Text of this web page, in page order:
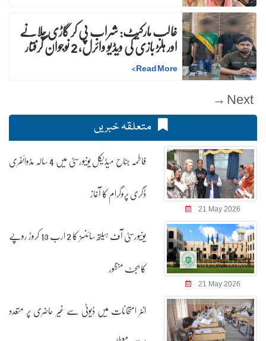
غالب مارکیٹ: شراب پی کر گاڑی چلانے
اور ہلڑ بازی کی ویڈیو وائرل، 2 نوجوان گرفتار
Read More
>
Next →
متعلقہ خبریں
21 May 2026
فاطمہ جناح میڈیکل یونیورسٹی میں 4 سالہ مڈوائفری
ڈگری پروگرام کا آغاز
21 May 2026
یونیورسٹی آف ہیلتھ سائنسز کا 2 ارب 13 کروڑ روپے
کا بجٹ منظور
انٹر امتحانات میں ڈیوٹی سے غیر حاضری پر متعدد